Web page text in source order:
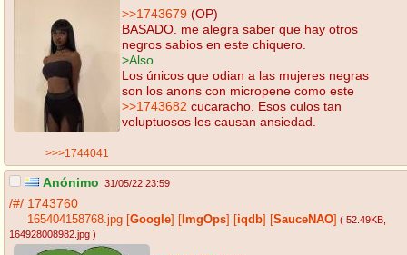
>>1743679 (OP)
BASADO. me alegra saber que hay otros
negros sabios en este chiquero.
>Also
Los únicos que odian a las mujeres negras
son los anons con micropene como este
>>1743682 cucaracho. Esos culos tan
voluptuosos les causan ansiedad.
>>>1744041
Anónimo 31/05/22 23:59
/#/ 1743760
165404158768.jpg Google ImgOps iqdb SauceNAO ( 52.49KB
164928008982.jpg )